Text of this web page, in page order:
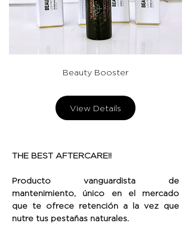
Beauty Booster
View Details
THE BEST AFTERCARE!!
Producto vanguardista de
mantenimiento, único en el mercado
que te ofrece retención a la vez que
nutre tus pestañas naturales.